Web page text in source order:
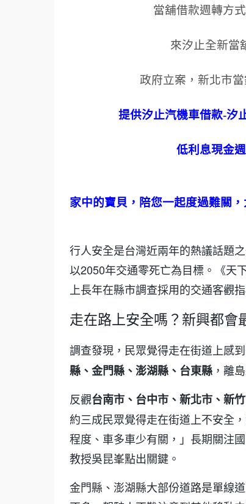
當舖借款週轉方
來汐止全新當
政府立案，新北市
提供汐止汽機車借款-汐
低利息現金
家中的寶貝，陪您一起度過難關
行人安全是台灣近兩年的熱議話題
以2050年交通零死亡為目標。《天
上長年在縣市調查採用的交通客觀
走在路上安全嗎？新興都會
調查發現，民眾覺得走在街道上感
縣、金門縣、澎湖縣、台東縣 ，離
反觀台南市、台中市、新北市、新
約三成民眾覺得走在街道上不安全
程度、車多車少有關，」長期關注
教授吳昆峯點出關鍵。
金門縣、澎湖縣大部份道路是單線